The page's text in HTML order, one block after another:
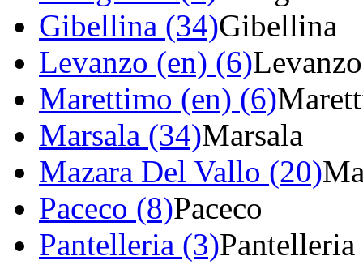
Gibellina (34)Gibellina
Levanzo (en) (6)Levanzo
Marettimo (en) (6)
Marsala (34)Marsala
Mazara Del Vallo (20)
Paceco (8)Paceco
Pantelleria (3)Pantelleria